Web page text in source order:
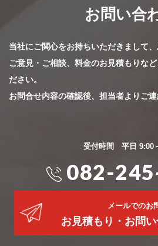
お問い合
当社にご関心をお持ちいただきまして、
ご意見・ご相談、料金のお見積もりな
ださい。
お問合せ内容の確認後、担当者よりご連
受付時間 平日 9:00
082-
メールでのお
お見積もり・お問